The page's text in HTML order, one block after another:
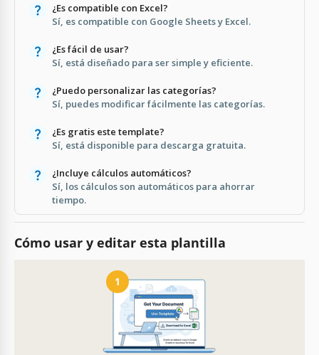
¿Es compatible con Excel?
Sí, es compatible con Google Sheets y Excel.
¿Es fácil de usar?
Sí, está diseñado para ser simple y eficiente.
¿Puedo personalizar las categorías?
Sí, puedes modificar fácilmente las categorías.
¿Es gratis este template?
Sí, está disponible para descarga gratuita.
¿Incluye cálculos automáticos?
Sí, los cálculos son automáticos para ahorrar
tiempo.
Cómo usar y editar esta plantilla
1